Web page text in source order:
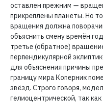
оставлен прежним —
прикреплены планеты. Но
вращения должна
объяснить смену времён
третье (обратное)
перпендикулярной
для объяснения причины
границу мира Коперник
звёзд. Строго говоря,
гелиоцентрической, так